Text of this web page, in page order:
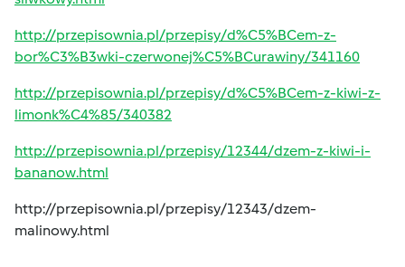
http://przepisownia.pl/przepisy/d%C5%BCem-z-
bor%C3%B3wki-czerwonej%C5%BCurawiny/341160
http://przepisownia.pl/przepisy/d%C5%BCem-z-kiwi-z-
limonk%C4%85/340382
http://przepisownia.pl/przepisy/12344/dzem-z-kiwi-i-
bananow.html
http://przepisownia.pl/przepisy/12343/dzem-
malinowy.html